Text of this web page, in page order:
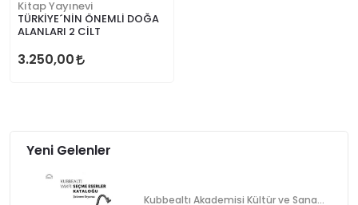
Kitap Yayınevi
TÜRKİYE´NİN ÖNEMLİ DOĞA
ALANLARI 2 CİLT
3.250,00
Yeni Gelenler